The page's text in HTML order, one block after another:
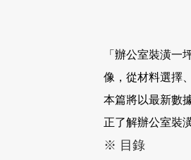
「辦公室裝潢
像，從材料選擇
本篇將以最新數
正了解辦公室裝
※ 目錄